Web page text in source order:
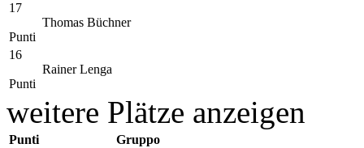
17
Punti
Thomas Büchner
16
Punti
Rainer Lenga
weitere Plätze anzeigen
Punti Gruppo